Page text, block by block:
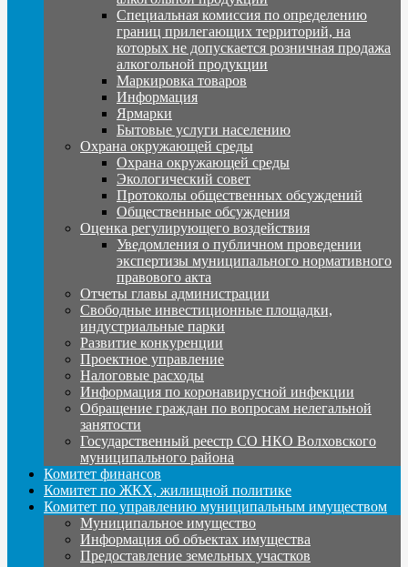
Специальная комиссия по определению
границ прилегающих территорий, на
которых не допускается розничная продажа
алкогольной продукции
Маркировка товаров
Информация
Ярмарки
Бытовые услуги населению
Охрана окружающей среды
Охрана окружающей среды
Экологический совет
Протоколы общественных обсуждений
Общественные обсуждения
Оценка регулирующего воздействия
Уведомления о публичном проведении
экспертизы муниципального нормативного
правового акта
Отчеты главы администрации
Свободные инвестиционные площадки,
индустриальные парки
Развитие конкуренции
Проектное управление
Налоговые расходы
Информация по коронавирусной инфекции
Обращение граждан по вопросам нелегальной
занятости
Государственный реестр СО НКО Волховского
муниципального района
Комитет финансов
Комитет по ЖКХ, жилищной политике
Комитет по управлению муниципальным имуществом
Муниципальное имущество
Информация об объектах имущества
Предоставление земельных участков